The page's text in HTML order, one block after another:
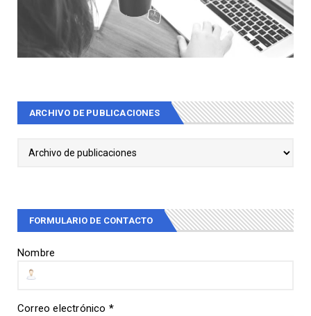
ARCHIVO DE PUBLICACIONES
FORMULARIO DE CONTACTO
Nombre
Correo electrónico *